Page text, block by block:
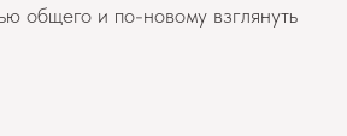
общего и по-новому взглянуть